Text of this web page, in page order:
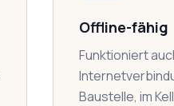
Offline-fähig
Funktioniert
Baustelle, im